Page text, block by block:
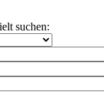
suchen: